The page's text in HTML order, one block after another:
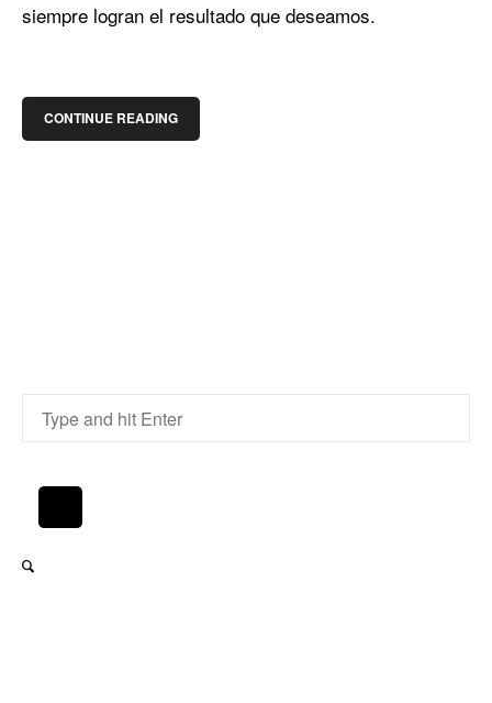
siempre logran el resultado que deseamos.
CONTINUE READING